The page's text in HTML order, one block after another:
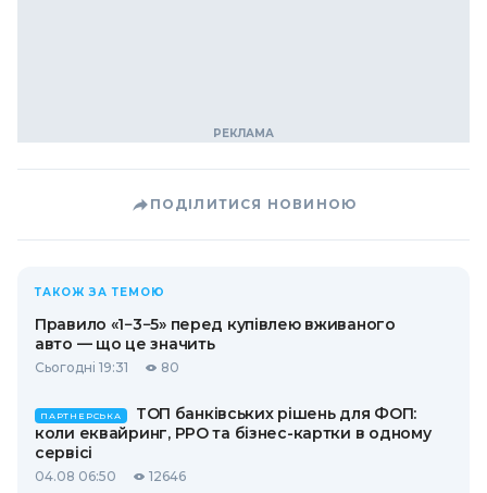
ПОДІЛИТИСЯ НОВИНОЮ
ТАКОЖ ЗА ТЕМОЮ
Правило «1−3−5» перед купівлею вживаного
авто — що це значить
Сьогодні 19:31 80
ПАРТНЕРСЬКА
ТОП банківських рішень для ФОП:
коли еквайринг, РРО та бізнес-картки в одному
сервісі
04.08 06:50 12646